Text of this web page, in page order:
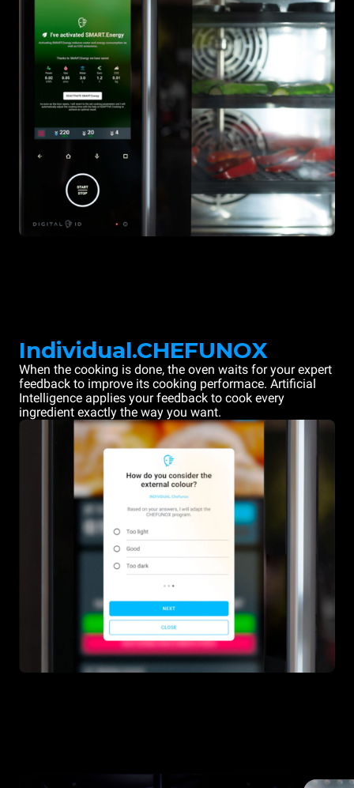
Individual.CHEFUNOX
When the cooking is done, the oven waits for your expert
feedback to improve its cooking performace. Artificial
Intelligence applies your feedback to cook every
ingredient exactly the way you want.